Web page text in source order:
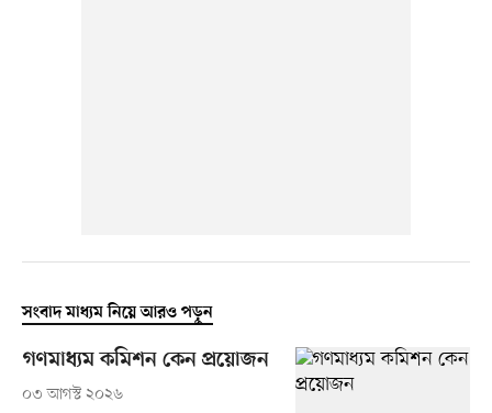
সংবাদ মাধ্যম নিয়ে আরও পড়ুন
গণমাধ্যম কমিশন কেন প্রয়োজন
০৩ আগস্ট ২০২৬